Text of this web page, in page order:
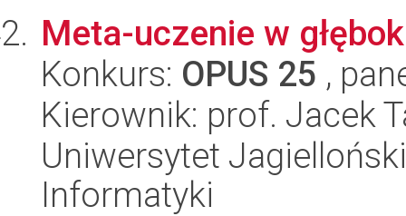
Meta-uczenie w
Konkurs: OPUS 25 ,
Kierownik: prof. Jacek
Uniwersytet
Informatyki